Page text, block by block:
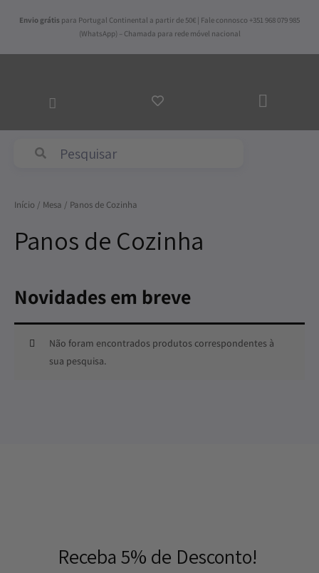
Envio grátis para Portugal Continental a partir de 50€ | Fale connosco +351 968 079 985
(WhatsApp) – Chamada para rede móvel nacional
AO
Início / Mesa / Panos de Cozinha
Panos de Cozinha
Novidades em breve
Não foram encontrados produtos correspondentes à
sua pesquisa.
Receba 5% de Desconto!